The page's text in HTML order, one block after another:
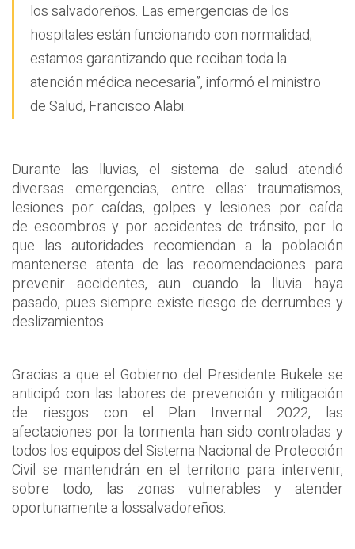
los salvadoreños. Las emergencias de los
hospitales están funcionando con normalidad;
estamos garantizando que reciban toda la
atención médica necesaria”, informó el ministro
de Salud, Francisco Alabi.
Durante las lluvias, el sistema de salud atendió
diversas emergencias, entre ellas: traumatismos,
lesiones por caídas, golpes y lesiones por caída
de escombros y por accidentes de tránsito, por lo
que las autoridades recomiendan a la población
mantenerse atenta de las recomendaciones para
prevenir accidentes, aun cuando la lluvia haya
pasado, pues siempre existe riesgo de derrumbes y
deslizamientos.
Gracias a que el Gobierno del Presidente Bukele se
anticipó con las labores de prevención y mitigación
de riesgos con el Plan Invernal 2022, las
afectaciones por la tormenta han sido controladas y
todos los equipos del Sistema Nacional de Protección
Civil se mantendrán en el territorio para intervenir,
sobre todo, las zonas vulnerables y atender
oportunamente a lossalvadoreños.